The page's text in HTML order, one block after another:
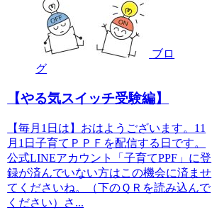
ブロ
グ
【やる気スイッチ受験編】
【毎月1日は】おはようございます。11
月1日子育てＰＰＦを配信する日です。
公式LINEアカウント「子育てPPF」に登
録が済んでいない方はこの機会に済ませ
てくださいね。（下のＱＲを読み込んで
ください）さ...